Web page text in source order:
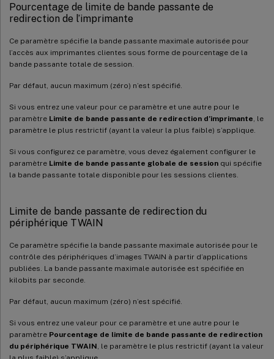
Pourcentage de limite de bande passante de
redirection de l’imprimante
Ce paramètre spécifie la bande passante maximale autorisée pour
l’accès aux imprimantes clientes sous forme de pourcentage de la
bande passante totale de session.
Par défaut, aucun maximum (zéro) n’est spécifié.
Si vous entrez une valeur pour ce paramètre et une autre pour le
paramètre Limite de bande passante de redirection d’imprimante , le
paramètre le plus restrictif (ayant la valeur la plus faible) s’applique.
Si vous configurez ce paramètre, vous devez également configurer le
paramètre Limite de bande passante globale de session qui spécifie
la bande passante totale disponible pour les sessions clientes.
Limite de bande passante de redirection du
périphérique TWAIN
Ce paramètre spécifie la bande passante maximale autorisée pour le
contrôle des périphériques d’images TWAIN à partir d’applications
publiées. La bande passante maximale autorisée est spécifiée en
kilobits par seconde.
Par défaut, aucun maximum (zéro) n’est spécifié.
Si vous entrez une valeur pour ce paramètre et une autre pour le
paramètre Pourcentage de limite de bande passante de redirection
du périphérique TWAIN , le paramètre le plus restrictif (ayant la valeur